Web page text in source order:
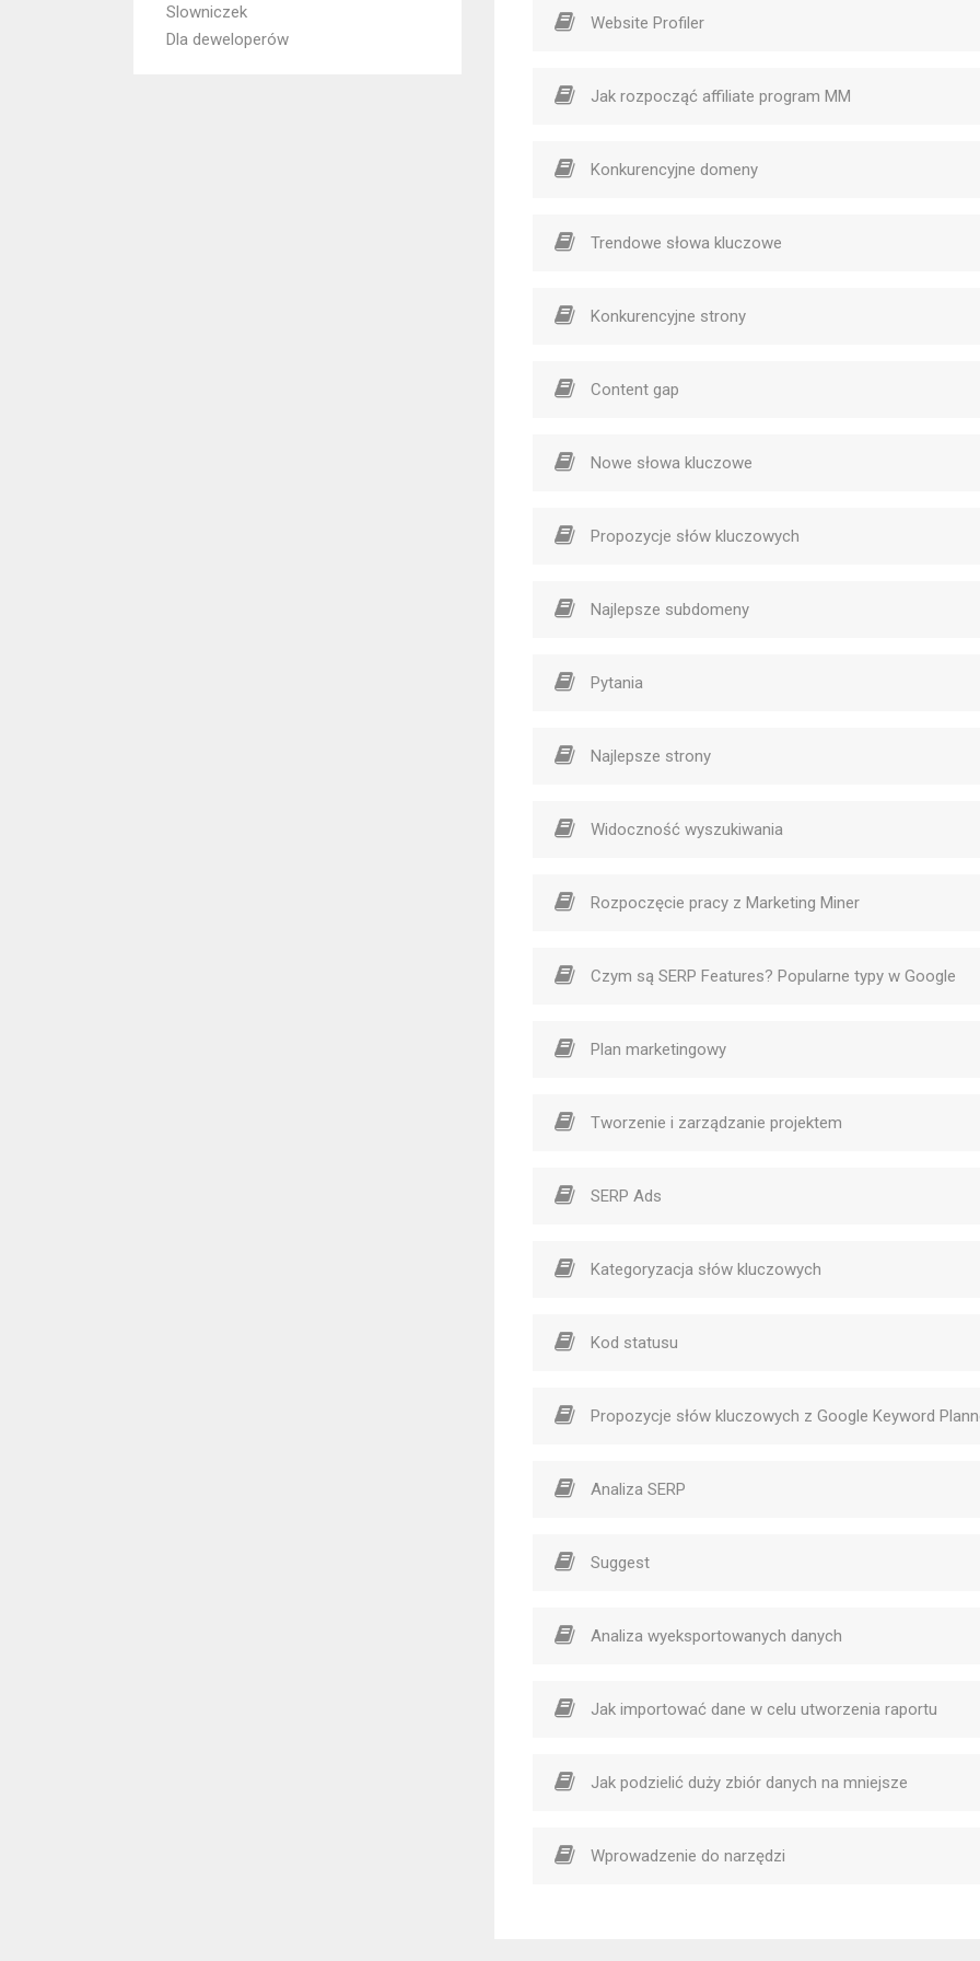
Slowniczek
Dla deweloperów
Website Profiler
Jak rozpocząć affiliate program MM
Konkurencyjne domeny
Trendowe słowa kluczowe
Konkurencyjne strony
Content gap
Nowe słowa kluczowe
Propozycje słów kluczowych
Najlepsze subdomeny
Pytania
Najlepsze strony
Widoczność wyszukiwania
Rozpoczęcie pracy z Marketing Miner
Czym są SERP Features? Popularne typy w Google
Plan marketingowy
Tworzenie i zarządzanie projektem
SERP Ads
Kategoryzacja słów kluczowych
Kod statusu
Propozycje słów kluczowych z Google Keyword
Analiza SERP
Suggest
Analiza wyeksportowanych danych
Jak importować dane w celu utworzenia raportu
Jak podzielić duży zbiór danych na mniejsze
Wprowadzenie do narzędzi